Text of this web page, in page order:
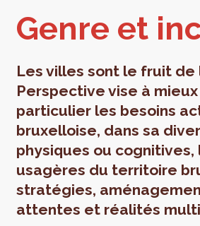
Genre et
Les villes sont le fruit
Perspective vise à
particulier les besoins
bruxelloise, dans sa
physiques ou
usagères du territoire
stratégies,
attentes et réalités